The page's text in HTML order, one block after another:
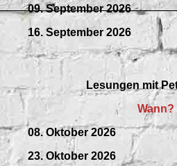
09.September2026
16. September 2026
Lesungen mit
Wann?
08. Oktober 2026
23. Oktober 2026